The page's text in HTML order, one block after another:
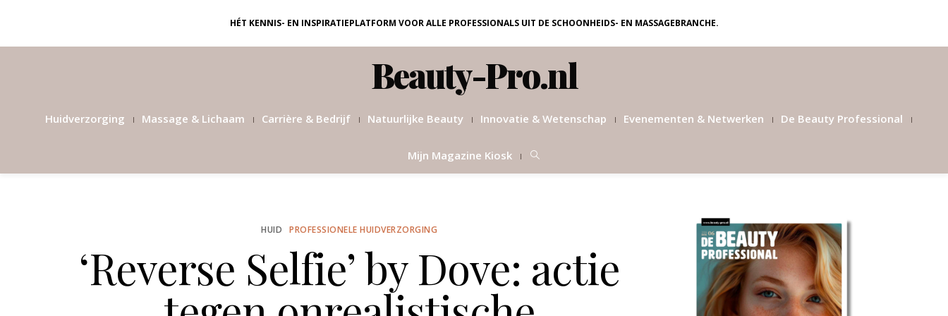
HÉT KENNIS- EN INSPIRATIEPLATFORM VOOR ALLE PROFESSIONALS UIT DE SCHOONHEIDS- EN MASSAGEBRANCHE.
Beauty-Pro.nl
Huidverzorging Massage & Lichaam Carrière & Bedrijf Natuurlijke Beauty Innovatie & Wetenschap Evenementen & Netwerken De Beauty Professional
Mijn Magazine Kiosk
HUID PROFESSIONELE HUIDVERZORGING
‘Reverse Selfie’ by Dove: actie